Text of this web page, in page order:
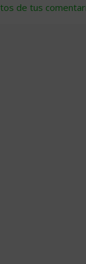
de tus